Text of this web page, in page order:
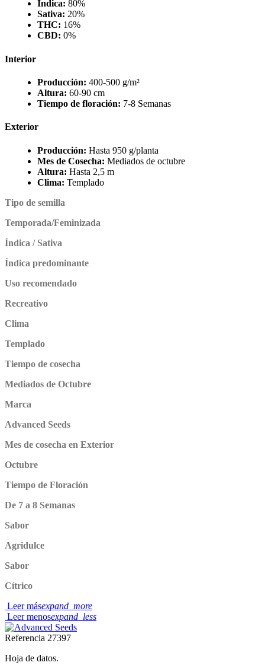
Índica: 80%
Sativa: 20%
THC: 16%
CBD: 0%
Interior
Producción: 400-500 g/m²
Altura: 60-90 cm
Tiempo de floración: 7-8 Semanas
Exterior
Producción: Hasta 950 g/planta
Mes de Cosecha: Mediados de octubre
Altura: Hasta 2,5 m
Clima: Templado
Tipo de semilla
Temporada/Feminizada
Índica / Sativa
Índica predominante
Uso recomendado
Recreativo
Clima
Templado
Tiempo de cosecha
Mediados de Octubre
Marca
Advanced Seeds
Mes de cosecha en Exterior
Octubre
Tiempo de Floración
De 7 a 8 Semanas
Sabor
Agridulce
Sabor
Cítrico
Leer másexpand_more
Leer menosexpand_less
Referencia 27397
Hoja de datos.